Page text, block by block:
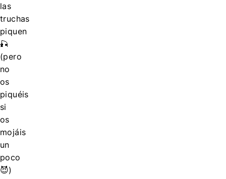
las
truchas
piquen
🎣
(pero
no
os
piquéis
si
os
mojáis
un
poco
😈)